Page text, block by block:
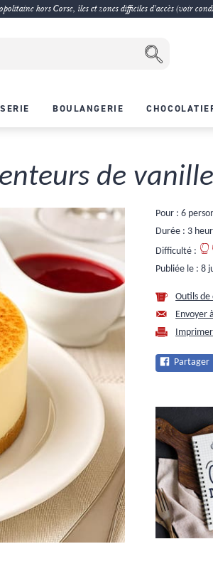
hors Corse, îles et zones difficiles d'accès (voir
BOULANGERIE
de vanille
Pour : 6
Durée : 3
Difficulté :
Publiée le :8
Outils de
Envoyer
Partager